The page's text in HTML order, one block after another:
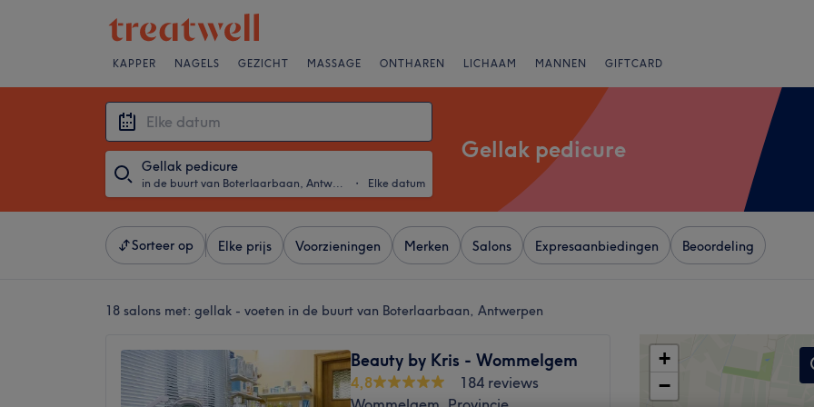
KAPPER NAGELS GEZICHT MASSAGE ONTHAREN LICHAAM MANNEN GIFTCARD
Gellak pedicure
in de buurt van Boterlaarbaan, Antwerpen ・ Elke datum
Gellak pedicure
Sorteer op Elke prijs Voorzieningen Merken Salons Expresaanbiedingen Beoordeling
18 salons met: gellak - voeten in de buurt van Boterlaarbaan, Antwerpen
Beauty by Kris - Wommelgem
4,8
184 reviews
+
−